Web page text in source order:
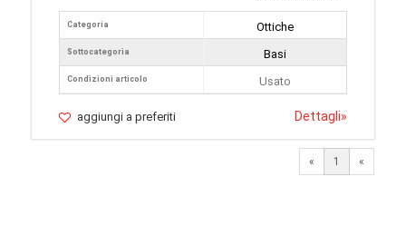
Categoria
Sottocategoria
Condizioni articolo
Ottiche
Basi
Usato
aggiungi a preferiti Dettagli»
« 1 «